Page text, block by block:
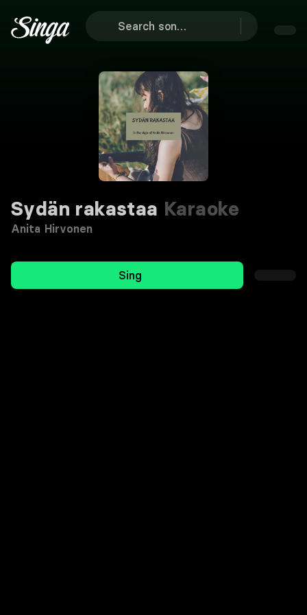
Sydän rakastaa Karaoke
Anita Hirvonen
Sing